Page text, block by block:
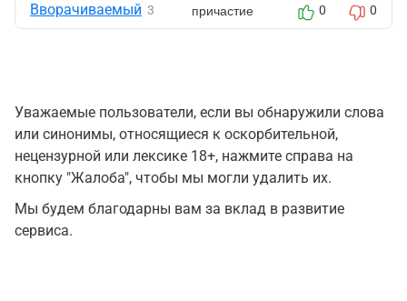
Вворачиваемый 3 причастие 0 0
Уважаемые пользователи, если вы обнаружили слова
или синонимы, относящиеся к оскорбительной,
нецензурной или лексике 18+, нажмите справа на
кнопку "Жалоба", чтобы мы могли удалить их.
Мы будем благодарны вам за вклад в развитие
сервиса.